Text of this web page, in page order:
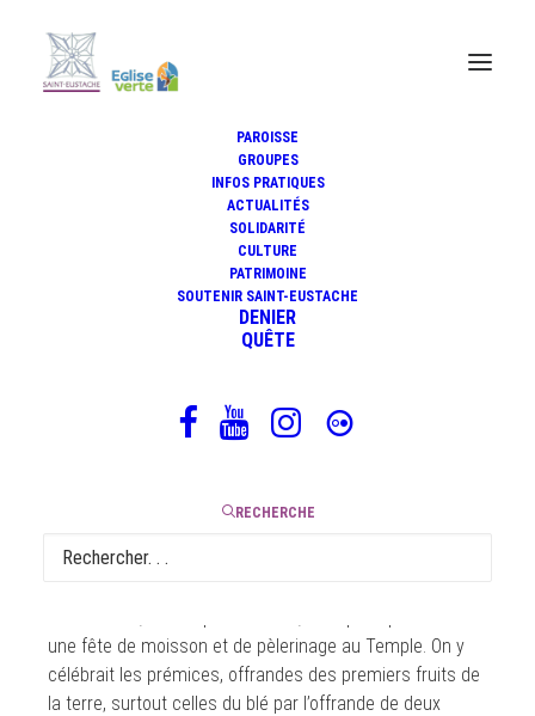
PAROISSE
GROUPES
INFOS PRATIQUES
ACTUALITÉS
SOLIDARITÉ
CULTURE
PATRIMOINE
SOUTENIR SAINT-EUSTACHE
DENIER
QUÊTE
RECHERCHE
Dix jours
12 mai 2026 | 3 Minutes
dates et les délais sont précis, ce qui est plutôt rare
une fête de moisson et de pèlerinage au Temple. On y
célébrait les prémices, offrandes des premiers fruits de
la terre, surtout celles du blé par l’offrande de deux